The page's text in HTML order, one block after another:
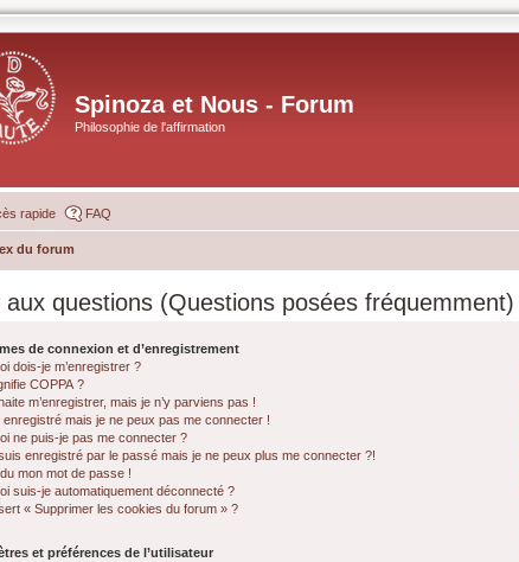
Spinoza et Nous - Forum
Philosophie de l'affirmation
rapide FAQ
du forum
aux questions (Questions posées fréquemment)
de connexion et d’enregistrement
dois-je m’enregistrer ?
COPPA ?
m’enregistrer, mais je n’y parviens pas !
mais je ne peux pas me connecter !
ne puis-je pas me connecter ?
enregistré par le passé mais je ne peux plus me connecter ?!
mon mot de passe !
suis-je automatiquement déconnecté ?
« Supprimer les cookies du forum » ?
et préférences de l’utilisateur